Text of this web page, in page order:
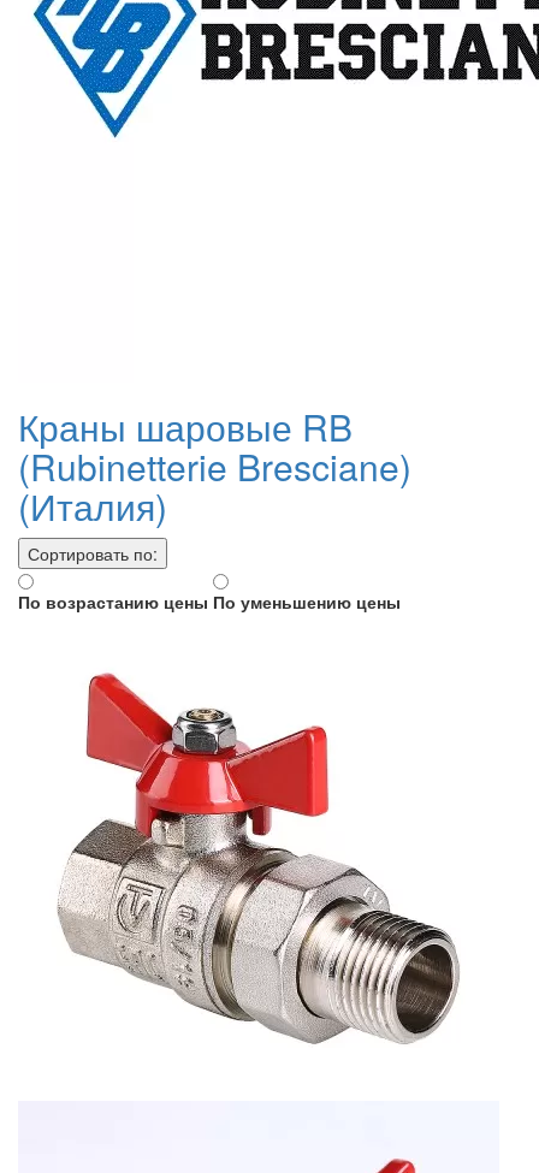
Краны шаровые RB
(Rubinetterie Bresciane)
(Италия)
Сортировать по:
По возрастанию цены По уменьшению цены